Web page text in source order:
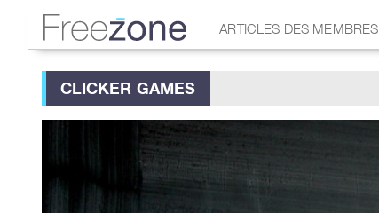
ARTICLES DES MEMBRES
CLICKER GAMES